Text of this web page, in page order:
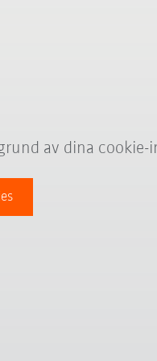
av dina cookie-